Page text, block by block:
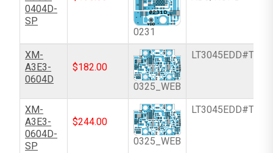
0404D-
SP
0231
XM-
A3E3-
0604D
$182.00
0325_WEB
XM-
A3E3-
0604D-
SP
$244.00
0325_WEB